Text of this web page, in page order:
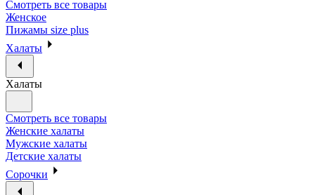
Смотреть все товары
Женское
Пижамы size plus
Халаты
Халаты
Смотреть все товары
Женские халаты
Мужские халаты
Детские халаты
Сорочки